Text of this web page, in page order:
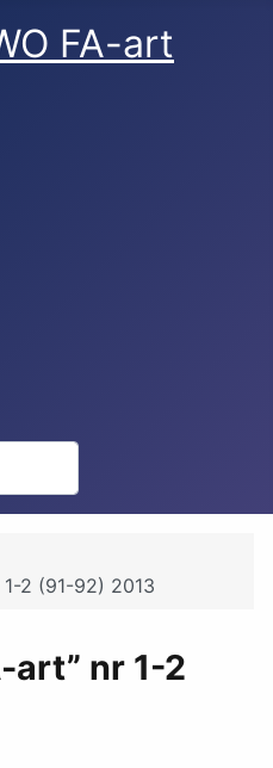
FA-art
2 (91-92) 2013
art” nr 1-2